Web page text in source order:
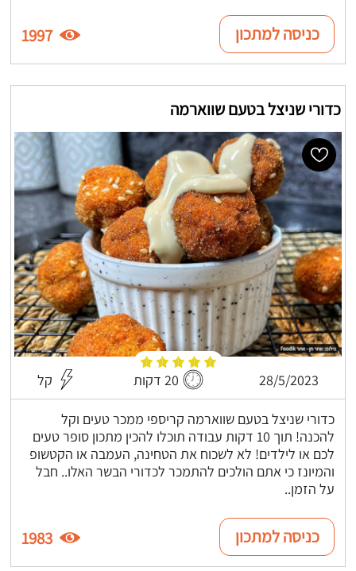
כניסה למתכון 1997
כדורי שניצל בטעם שווארמה
28/5/2023 20 דקות קל
כדורי שניצל בטעם שווארמה קריספי ממכר טעים וקל
להכנה! תוך 10 דקות עבודה תוכלו להכין מתכון סופר טעים
לכם או לילדים! לא לשכוח את הטחינה, העמבה או הקטשופ
והמיונז כי אתם הולכים להתמכר לכדורי הבשר האלו.. חבל
על הזמן..
כניסה למתכון 1983